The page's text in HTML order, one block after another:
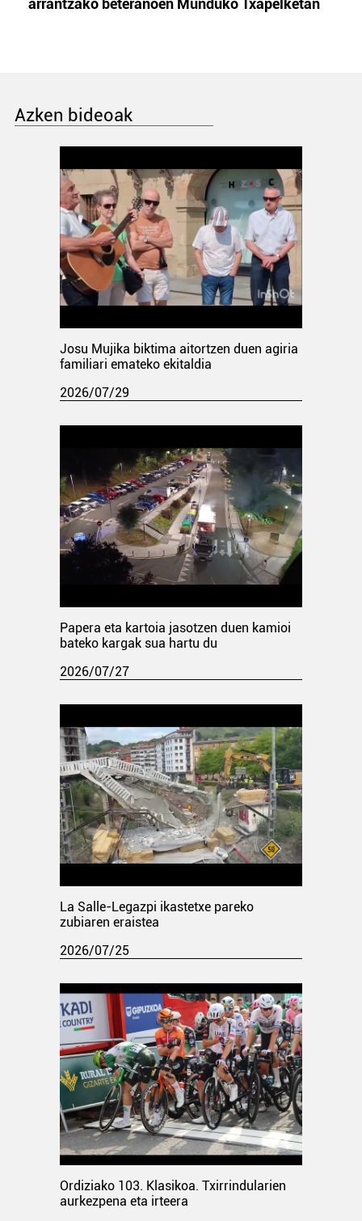
arrantzako beteranoen Munduko Txapelketan
Azken bideoak
Josu Mujika biktima aitortzen duen agiria
familiari emateko ekitaldia
2026/07/29
Papera eta kartoia jasotzen duen kamioi
bateko kargak sua hartu du
2026/07/27
La Salle-Legazpi ikastetxe pareko
zubiaren eraistea
2026/07/25
Ordiziako 103. Klasikoa. Txirrindularien
aurkezpena eta irteera